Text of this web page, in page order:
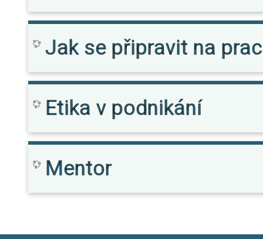
Jak se připravit na
Etika v podnikání
Mentor